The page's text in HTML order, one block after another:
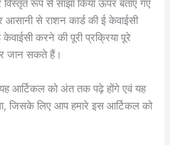
रूप से साझा किया ऊपर बताए गए
आसानी से राशन कार्ड की ई केवाईसी
करने की पूरी प्रक्रिया पूरे
जान सकते हैं।
आर्टिकल को अंत तक पढ़े होंगे एवं यह
जिसके लिए आप हमारे इस आर्टिकल को